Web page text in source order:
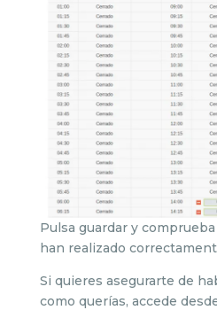
Pulsa guardar y
han realizado
Si quieres asegurarte de
como querías, accede